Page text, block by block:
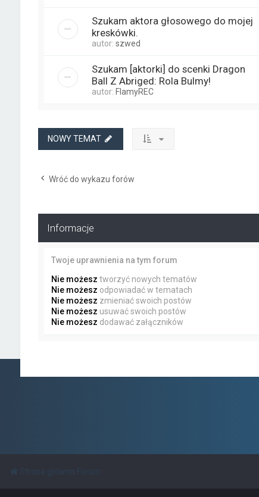
Szukam aktora głosowego do mojej
kreskówki.
autor: szwed
Szukam [aktorki] do scenki Dragon
Ball Z Abriged: Rola Bulmy!
autor: FlamyREC
NOWY TEMAT
Wróć do wykazu forów
Informacje
Twoje uprawnienia na tym forum
Nie możesz tworzyć nowych tematów
Nie możesz odpowiadać w tematach
Nie możesz zmieniać swoich postów
Nie możesz usuwać swoich postów
Nie możesz dodawać załączników
Strona główna Forum